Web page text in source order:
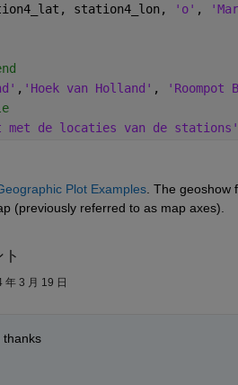
station4_lon,
'o' ,
, 'Hoek van Holland' , 'Roompot
met de locaties van de stations'
Plot Examples
(previously referred to as map axes).
年 3 月 19 日
thanks